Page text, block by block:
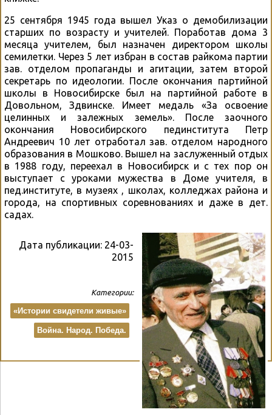
25 сентября 1945 года вышел Указ о демобилизации
старших по возрасту и учителей. Поработав дома 3
месяца учителем, был назначен директором школы
семилетки. Через 5 лет избран в состав райкома партии
зав. отделом пропаганды и агитации, затем второй
секретарь по идеологии. После окончания партийной
школы в Новосибирске был на партийной работе в
Довольном, Здвинске. Имеет медаль «За освоение
целинных и залежных земель». После заочного
окончания Новосибирского пединститута Петр
Андреевич 10 лет отработал зав. отделом народного
образования в Мошково. Вышел на заслуженный отдых
в 1988 году, переехал в Новосибирск и с тех пор он
выступает с уроками мужества в Доме учителя, в
пед.институте, в музеях , школах, колледжах района и
города, на спортивных соревнованиях и даже в дет.
садах.
Дата публикации: 24-03-
2015
Категории:
«Истории свидетели живые»
Война. Народ. Победа.